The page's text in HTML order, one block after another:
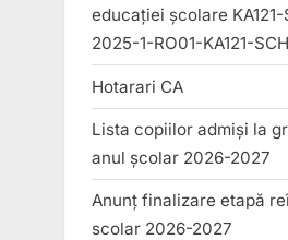
educației școlare KA121-
2025-1-RO01-KA121-
Hotarari CA
Lista copiilor admiși la
anul școlar 2026-2027
Anunț finalizare etapă
scolar 2026-2027